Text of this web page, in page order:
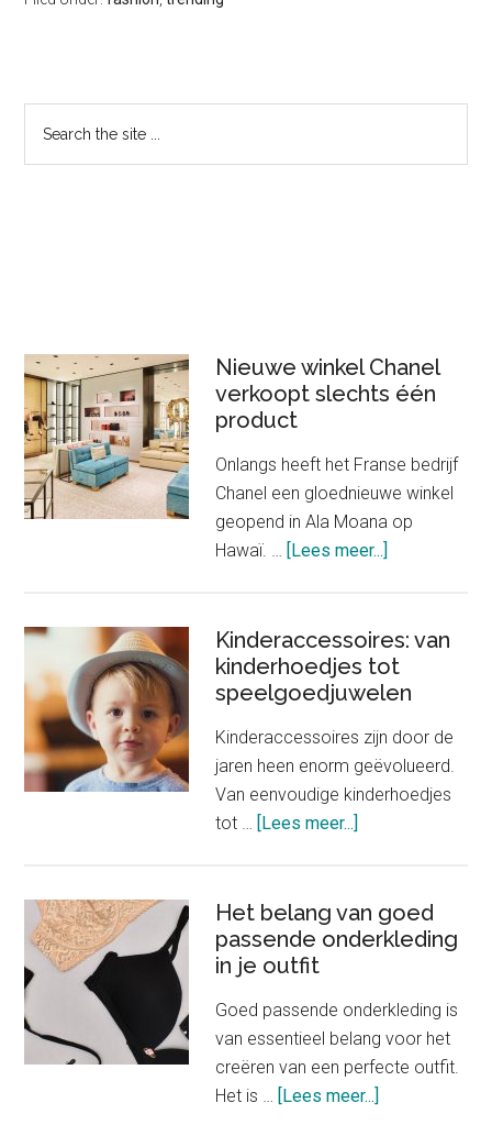
Primary
Sidebar
the
Nieuwe winkel Chanel
verkoopt slechts één
product
Onlangs heeft het Franse bedrijf
Chanel een gloednieuwe winkel
geopend in Ala Moana op
Hawaï. … [Lees meer...]
Chanel
verkoopt
slechts
product
Kinderaccessoires: van
kinderhoedjes tot
speelgoedjuwelen
Kinderaccessoires zijn door de
jaren heen enorm geëvolueerd.
Van eenvoudige kinderhoedjes
tot … [Lees meer...]
kinderhoedjes
tot
Het belang van goed
passende onderkleding
in je outfit
Goed passende onderkleding is
van essentieel belang voor het
creëren van een perfecte outfit.
Het is … [Lees meer...]